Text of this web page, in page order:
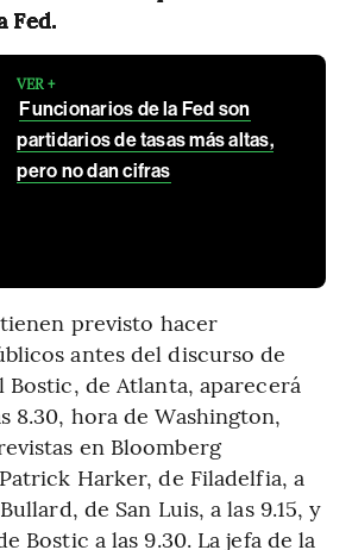
Fed.
VER +
Funcionarios de la Fed son
partidarios de tasas más altas,
pero no dan cifras
previsto hacer
antes del discurso de
Bostic, de Atlanta, aparecerá
8.30, hora de Washington,
en Bloomberg
Harker, de Filadelfia, a
de San Luis, a las 9.15, y
Bostic a las 9.30. La jefa de la